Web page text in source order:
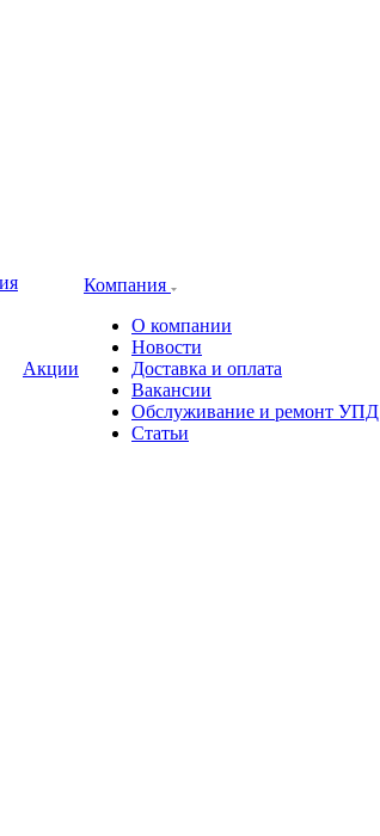
Акции
Компания
О компании
Новости
Доставка и оплата
Вакансии
Обслуживание и ремонт УПД
Статьи